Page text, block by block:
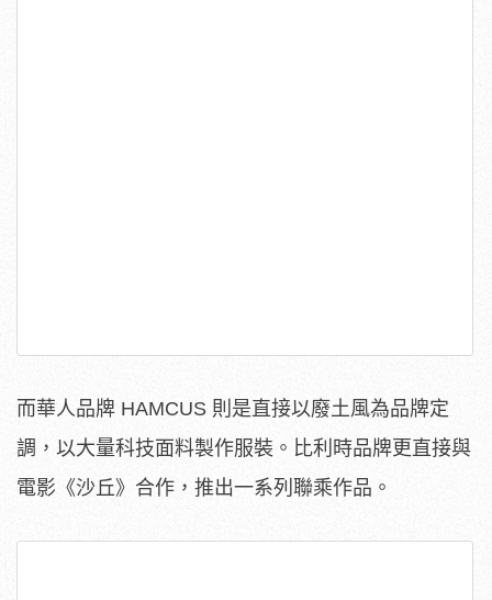
而華人品牌 HAMCUS 則是直接以廢土風為品牌定
調，以大量科技面料製作服裝。比利時品牌更直接與
電影《沙丘》合作，推出一系列聯乘作品。